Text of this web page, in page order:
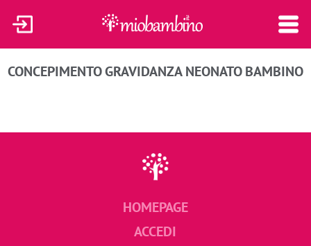
CONCEPIMENTOGRAVIDANZA NEONATO BAMBINO
HOMEPAGE
ACCEDI